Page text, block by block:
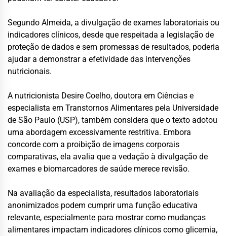
Segundo Almeida, a divulgação de exames laboratoriais ou
indicadores clínicos, desde que respeitada a legislação de
proteção de dados e sem promessas de resultados, poderia
ajudar a demonstrar a efetividade das intervenções
nutricionais.
A nutricionista Desire Coelho, doutora em Ciências e
especialista em Transtornos Alimentares pela Universidade
de São Paulo (USP), também considera que o texto adotou
uma abordagem excessivamente restritiva. Embora
concorde com a proibição de imagens corporais
comparativas, ela avalia que a vedação à divulgação de
exames e biomarcadores de saúde merece revisão.
Na avaliação da especialista, resultados laboratoriais
anonimizados podem cumprir uma função educativa
relevante, especialmente para mostrar como mudanças
alimentares impactam indicadores clínicos como glicemia,